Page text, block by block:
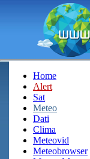
Home
Alert
Sat
Meteo
Dati
Clima
Meteovid
Meteobrowser